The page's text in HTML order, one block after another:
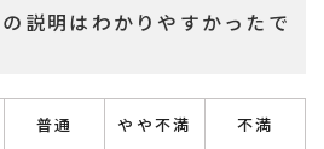
説明はわかりやすかったで
普通 やや不満 不満